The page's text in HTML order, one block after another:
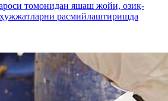
томонидан яшаш жойи, озиқ-
расмийлаштиришда